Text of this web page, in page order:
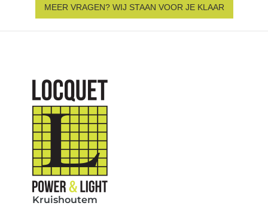
MEER VRAGEN? WIJ STAAN VOOR JE KLAAR
Kruishoutem